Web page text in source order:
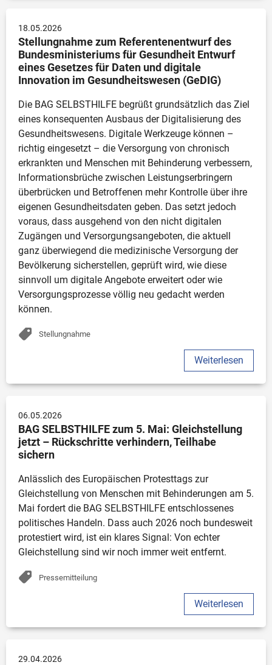
18.05.2026
Stellungnahme zum Referentenentwurf des
Bundesministeriums für Gesundheit Entwurf
eines Gesetzes für Daten und digitale
Innovation im Gesundheitswesen (GeDIG)
Die BAG SELBSTHILFE begrüßt grundsätzlich das Ziel
eines konsequenten Ausbaus der Digitalisierung des
Gesundheitswesens. Digitale Werkzeuge können –
richtig eingesetzt – die Versorgung von chronisch
erkrankten und Menschen mit Behinderung verbessern,
Informationsbrüche zwischen Leistungserbringern
überbrücken und Betroffenen mehr Kontrolle über ihre
eigenen Gesundheitsdaten geben. Das setzt jedoch
voraus, dass ausgehend von den nicht digitalen
Zugängen und Versorgungsangeboten, die aktuell
ganz überwiegend die medizinische Versorgung der
Bevölkerung sicherstellen, geprüft wird, wie diese
sinnvoll um digitale Angebote erweitert oder wie
Versorgungsprozesse völlig neu gedacht werden
können.
Stellungnahme
Weiterlesen
06.05.2026
BAG SELBSTHILFE zum 5. Mai: Gleichstellung
jetzt – Rückschritte verhindern, Teilhabe
sichern
Anlässlich des Europäischen Protesttags zur
Gleichstellung von Menschen mit Behinderungen am 5.
Mai fordert die BAG SELBSTHILFE entschlossenes
politisches Handeln. Dass auch 2026 noch bundesweit
protestiert wird, ist ein klares Signal: Von echter
Gleichstellung sind wir noch immer weit entfernt.
Pressemitteilung
Weiterlesen
29.04.2026